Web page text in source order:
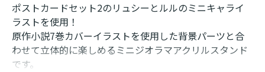
ポストカードセット2のリュシーとルルのミニキャライ
ラストを使用！
原作小説7巻カバーイラストを使用した背景パーツと合
わせて立体的に楽しめるミニジオラマアクリルスタンド
です。